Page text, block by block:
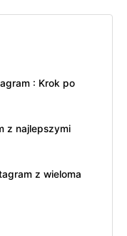
: Krok po
z najlepszymi
z wieloma